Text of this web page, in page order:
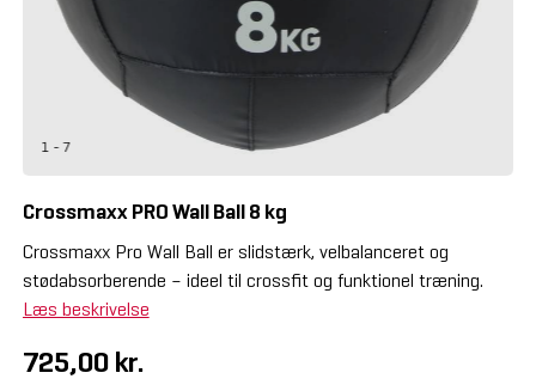
1 - 7
Crossmaxx PRO Wall Ball 8 kg
Crossmaxx Pro Wall Ball er slidstærk, velbalanceret og
stødabsorberende – ideel til crossfit og funktionel træning.
Læs beskrivelse
725,00 kr.